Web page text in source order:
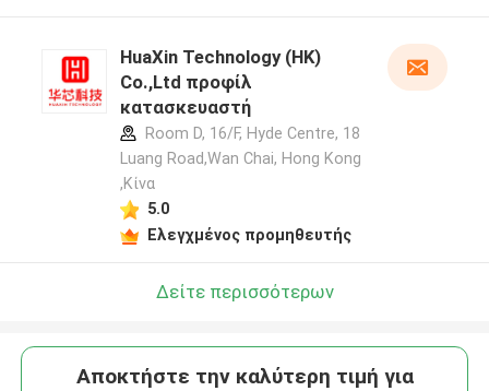
HuaXin Technology (HK)
Co.,Ltd προφίλ
κατασκευαστή
Room D, 16/F, Hyde Centre, 18
Luang Road,Wan Chai, Hong Kong
,Κίνα
5.0
Ελεγχμένος προμηθευτής
Δείτε περισσότερων
Αποκτήστε την καλύτερη τιμή για